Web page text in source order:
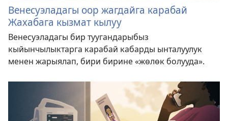
Венесуэладагы оор жагдайга карабай
Жахабага кызмат кылуу
Венесуэладагы бир туугандарыбыз
кыйынчылыктарга карабай кабарды ынталуулук
менен жарыялап, бири бирине «жөлөк болууда».